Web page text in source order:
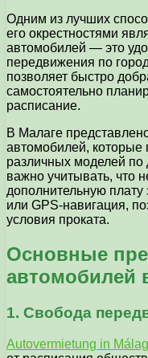
Одним из лучших
его окрестностями
автомобилей — это
передвижения по
позволяет быстро
самостоятельно
расписание.
В Малаге
автомобилей,
различных моделей
важно учитывать, что
дополнительную плату
или GPS-навигация,
условия проката.
Основные
автомобилей
1. Свобода
Autovermietung in